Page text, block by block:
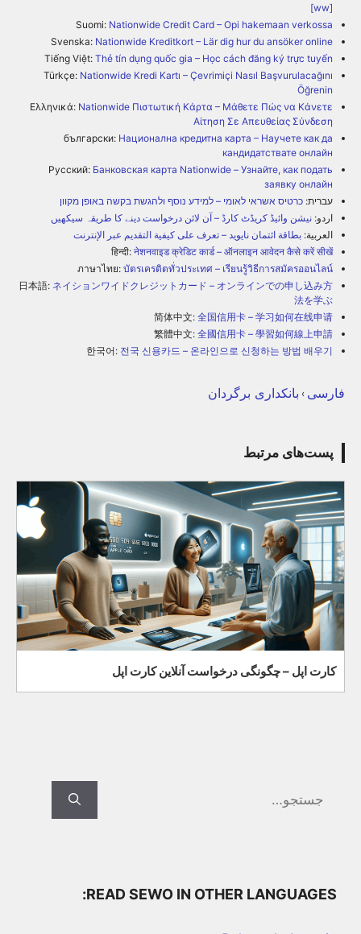
[ww]
Suomi: Nationwide Credit Card – Opi hakemaan verkossa
Svenska: Nationwide Kreditkort – Lär dig hur du ansöker online
Tiếng Việt: Thẻ tín dụng quốc gia – Học cách đăng ký trực tuyến
Türkçe: Nationwide Kredi Kartı – Çevrimiçi Nasıl Başvurulacağını
Öğrenin
Ελληνικά: Nationwide Πιστωτική Κάρτα – Μάθετε Πώς να Κάνετε
Αίτηση Σε Απευθείας Σύνδεση
български: Национална кредитна карта – Научете как да
кандидатствате онлайн
Русский: Банковская карта Nationwide – Узнайте, как подать
заявку онлайн
עברית: כרטיס אשראי לאומי – למידע נוסף ולהגשת בקשה באופן מקוון
اردو: نیشن وائیڈ کریڈٹ کارڈ – آن لائن درخواست دینے کا طریقہ سیکھیں
العربية: بطاقة ائتمان نايويد – تعرف على كيفية التقديم عبر الإنترنت
हिन्दी: नेशनवाइड क्रेडिट कार्ड – ऑनलाइन आवेदन कैसे करें सीखें
ภาษาไทย: บัตรเครดิตทั่วประเทศ – เรียนรู้วิธีการสมัครออนไลน์
日本語: ネイションワイドクレジットカード – オンラインでの申し込み方
法を学ぶ
简体中文: 全国信用卡 – 学习如何在线申请
繁體中文: 全國信用卡 – 學習如何線上申請
한국어: 전국 신용카드 – 온라인으로 신청하는 방법 배우기
فارسی › بانکداری برگردان
پست‌های مرتبط
کارت اپل – چگونگی درخواست آنلاین کارت اپل
READ SEWO IN OTHER LANGUAGES: